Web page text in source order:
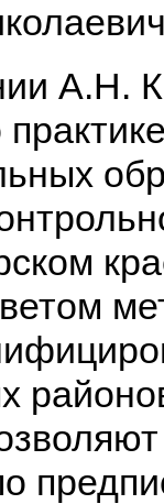
А.Н.